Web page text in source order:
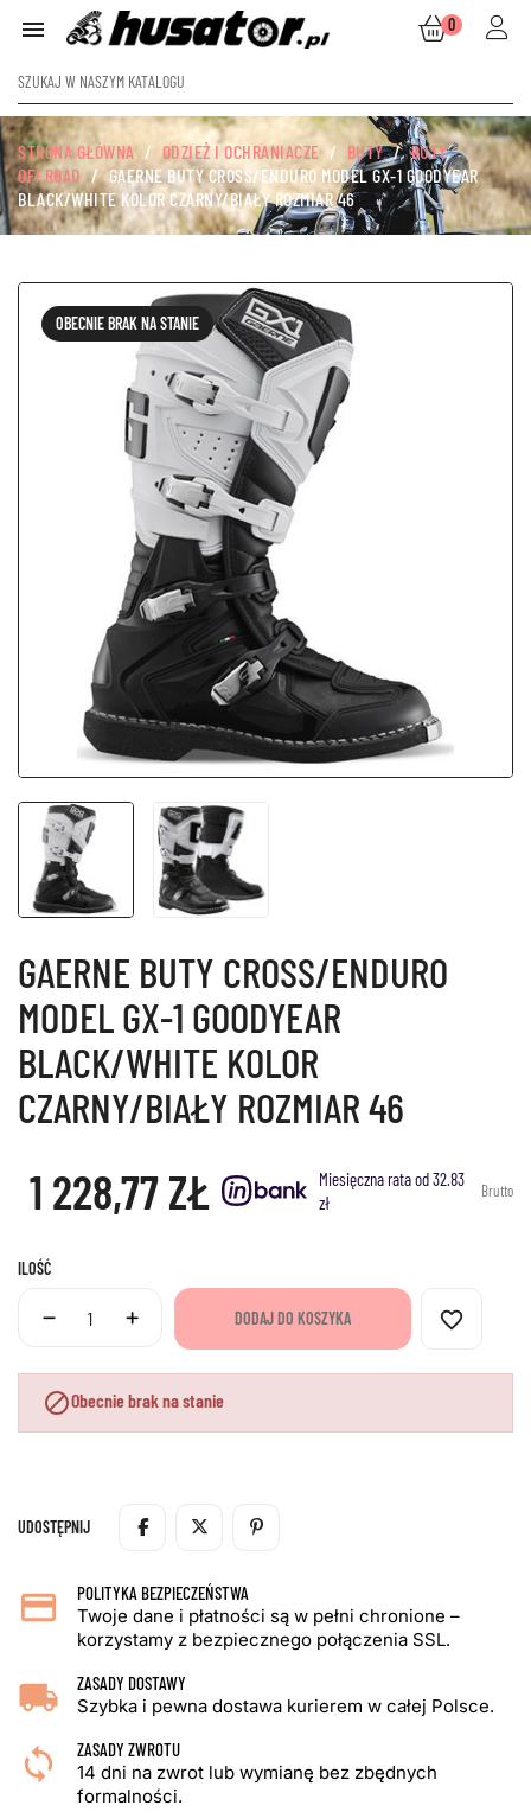
 0
STRONA GŁÓWNA ODZIEŻ I OCHRANIACZE BUTY
BUTY
OFFROAD
GAERNE BUTY CROSS/ENDURO MODEL GX-1 GOODYEAR
BLACK/WHITE KOLOR CZARNY/BIAŁY ROZMIAR 46
OBECNIE BRAK NA STANIE
GAERNE BUTY CROSS/ENDURO
MODEL GX-1 GOODYEAR
BLACK/WHITE KOLOR
CZARNY/BIAŁY ROZMIAR 46
1 228,77 ZŁ
Miesięczna rata od 32.83
zł
Brutto
ILOŚĆ
DODAJ DO KOSZYKA favorite_border
Obecnie brak na stanie
UDOSTĘPNIJ
POLITYKA BEZPIECZEŃSTWA
Twoje dane i płatności są w pełni chronione –
korzystamy z bezpiecznego połączenia SSL.
ZASADY DOSTAWY
Szybka i pewna dostawa kurierem w całej Polsce.
ZASADY ZWROTU
14 dni na zwrot lub wymianę bez zbędnych
formalności.